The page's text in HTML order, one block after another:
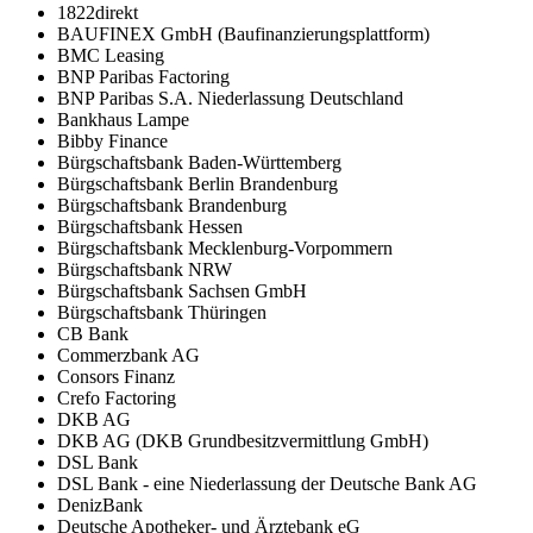
1822direkt
BAUFINEX GmbH (Baufinanzierungsplattform)
BMC Leasing
BNP Paribas Factoring
BNP Paribas S.A. Niederlassung Deutschland
Bankhaus Lampe
Bibby Finance
Bürgschaftsbank Baden-Württemberg
Bürgschaftsbank Berlin Brandenburg
Bürgschaftsbank Brandenburg
Bürgschaftsbank Hessen
Bürgschaftsbank Mecklenburg-Vorpommern
Bürgschaftsbank NRW
Bürgschaftsbank Sachsen GmbH
Bürgschaftsbank Thüringen
CB Bank
Commerzbank AG
Consors Finanz
Crefo Factoring
DKB AG
DKB AG (DKB Grundbesitzvermittlung GmbH)
DSL Bank
DSL Bank - eine Niederlassung der Deutsche Bank AG
DenizBank
Deutsche Apotheker- und Ärztebank eG